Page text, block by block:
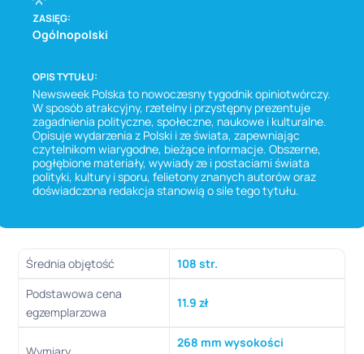
ZASIĘG:
Ogólnopolski
OPIS TYTUŁU:
Newsweek Polska to nowoczesny tygodnik opiniotwórczy.
W sposób atrakcyjny, rzetelny i przystępny prezentuje
zagadnienia polityczne, społeczne, naukowe i kulturalne.
Opisuje wydarzenia z Polski i ze świata, zapewniając
czytelnikom wiarygodne, bieżące informacje. Obszerne,
pogłębione materiały, wywiady ze i postaciami świata
polityki, kultury i sporu, felietony znanych autorów oraz
doświadczona redakcja stanowią o sile tego tytułu.
Średnia objętość
108 str.
Podstawowa cena
egzemplarzowa
11.9 zł
268 mm wysokości